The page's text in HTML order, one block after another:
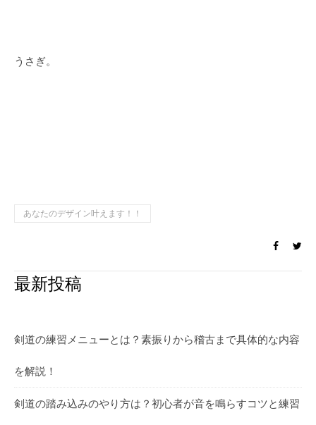
うさぎ。
あなたのデザイン叶えます！！
最新投稿
剣道の練習メニューとは？素振りから稽古まで具体的な内容
を解説！
剣道の踏み込みのやり方は？初心者が音を鳴らすコツと練習